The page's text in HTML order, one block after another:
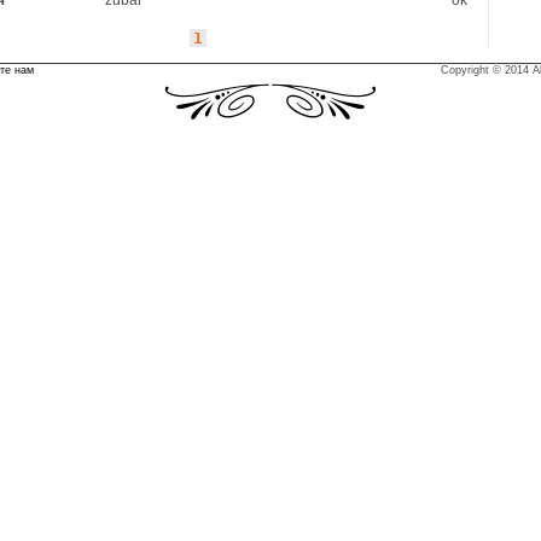
1
нам Copyright © 2014